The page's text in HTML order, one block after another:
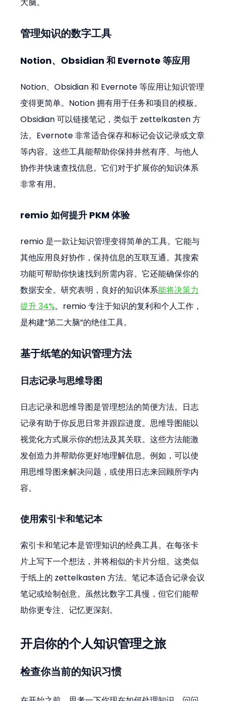
大脑。
管理知识的数字工具
Notion、Obsidian 和 Evernote 等应用
Notion、Obsidian 和 Evernote 等应用让知识管理
变得更简单。Notion 拥有用于任务和项目的模板。
Obsidian 可以链接笔记，类似于 zettelkasten 方
法。Evernote 非常适合保存和标记会议记录或文章
等内容。这些工具能帮助你保持井然有序、与他人
协作并快速查找信息。它们对于扩展你的知识体系
非常有用。
remio 如何提升 PKM 体验
remio 是一款让知识管理变得简单的工具。它能与
其他应用良好协作，保持信息的互联互通。其搜索
功能可帮助你快速找到所需内容。它还能确保你的
数据安全。研究表明，良好的知识体系能将决策力
提升 34%。remio 专注于知识的复利和个人工作，
是构建“第二大脑”的绝佳工具。
基于纸笔的知识管理方法
日志记录与思维导图
日志记录和思维导图是管理想法的简便方法。日志
记录有助于你反思日常并跟踪进度。思维导图能以
视觉化方式展示你的想法及其关联。这些方法能激
发创造力并帮助你更好地理解信息。例如，可以使
用思维导图来解决问题，或使用日志来回顾所学内
容。
使用索引卡和笔记本
索引卡和笔记本是管理知识的经典工具。在每张卡
片上写下一个想法，并将相似的卡片分组。这类似
于纸上的 zettelkasten 方法。笔记本适合记录会议
笔记或绘制创意。虽然比数字工具慢，但它们能帮
助你更专注、记忆更深刻。
开启你的个人知识管理之旅
检查你当前的知识习惯